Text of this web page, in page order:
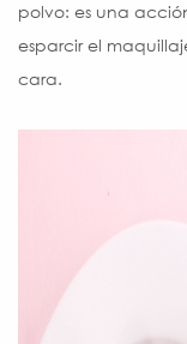
polvo: es una
esparcir el
cara.